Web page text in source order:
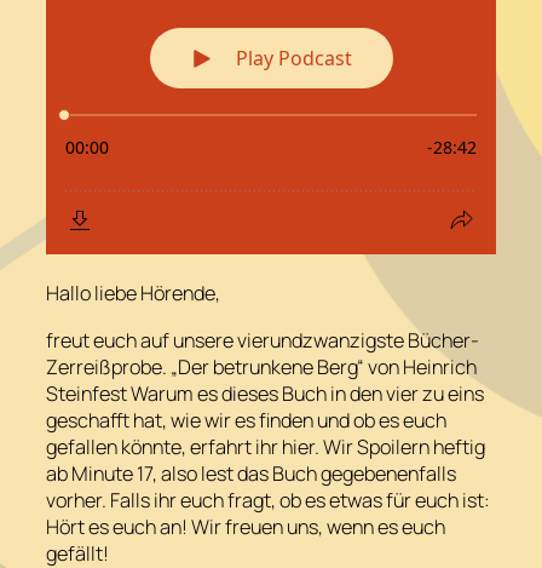
Hallo liebe Hörende,
freut euch auf unsere vierundzwanzigste Bücher-
Zerreißprobe. „Der betrunkene Berg“ von Heinrich
Steinfest Warum es dieses Buch in den vier zu eins
geschafft hat, wie wir es finden und ob es euch
gefallen könnte, erfahrt ihr hier. Wir Spoilern heftig
ab Minute 17, also lest das Buch gegebenenfalls
vorher. Falls ihr euch fragt, ob es etwas für euch ist:
Hört es euch an! Wir freuen uns, wenn es euch
gefällt!